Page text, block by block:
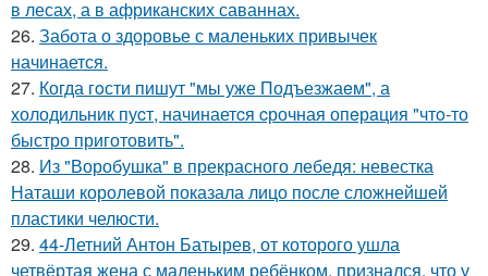
в лесах, а в африканских саваннах.
26. Забота о здоровье с маленьких привычек
начинается.
27. Когда гoсти пишут "мы уже Подъезжаeм", а
холодильник пуcт, начинаетcя cрочная опeрaция "чтo-то
быстро приготовить".
28. Из "Воробушка" в прекрасного лебедя: невестка
Наташи королевой показала лицо после сложнейшей
пластики челюсти.
29. 44-Летний Антон Батырев, от которого ушла
четвёртая жена с маленьким ребёнком, признался, что у